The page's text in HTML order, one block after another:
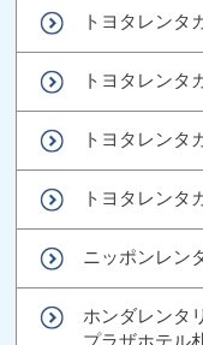
トヨタレンタ
トヨタレンタ
トヨタレンタ
トヨタレンタ
ニッポンレン
ホンダレンタ
プラザホテル